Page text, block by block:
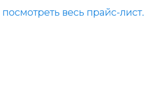
посмотреть весь прайс-лист.